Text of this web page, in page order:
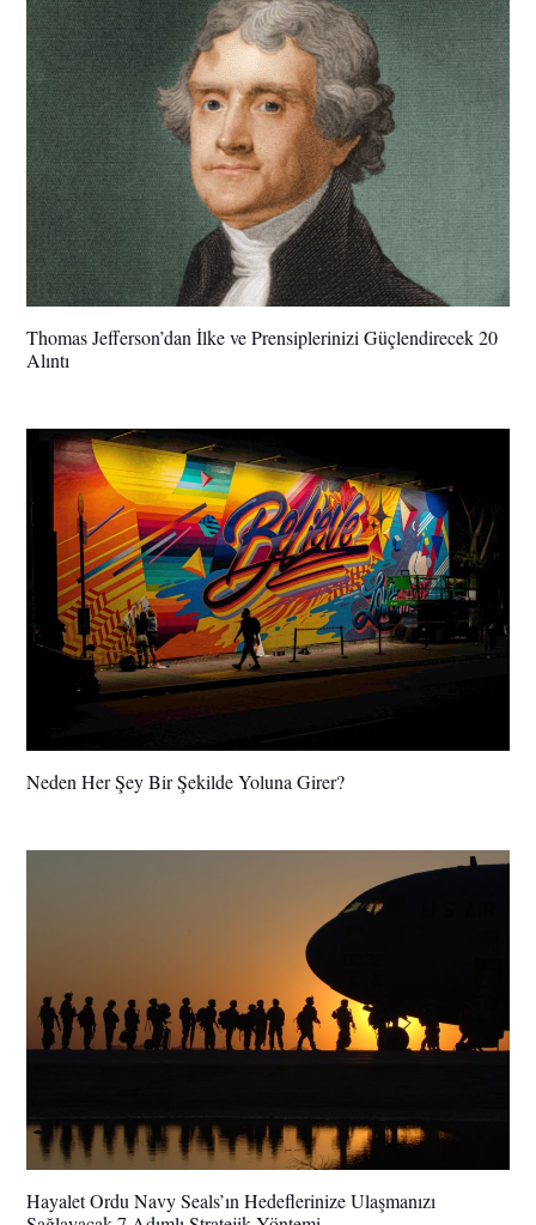
Thomas Jefferson’dan İlke ve Prensiplerinizi Güçlendirecek 20
Alıntı
Neden Her Şey Bir Şekilde Yoluna Girer?
Hayalet Ordu Navy Seals’ın Hedeflerinize Ulaşmanızı